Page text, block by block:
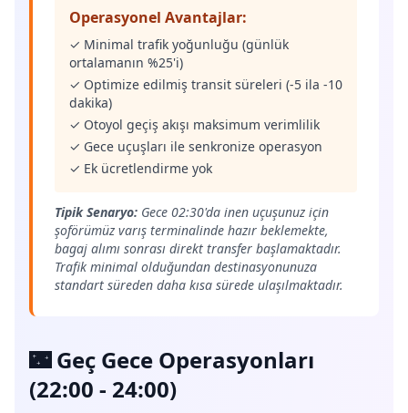
Operasyonel Avantajlar:
✓ Minimal trafik yoğunluğu (günlük
ortalamanın %25'i)
✓ Optimize edilmiş transit süreleri (-5 ila -10
dakika)
✓ Otoyol geçiş akışı maksimum verimlilik
✓ Gece uçuşları ile senkronize operasyon
✓ Ek ücretlendirme yok
Tipik Senaryo: Gece 02:30'da inen uçuşunuz için
şoförümüz varış terminalinde hazır beklemekte,
bagaj alımı sonrası direkt transfer başlamaktadır.
Trafik minimal olduğundan destinasyonunuza
standart süreden daha kısa sürede ulaşılmaktadır.
🌃 Geç Gece Operasyonları
(22:00 - 24:00)